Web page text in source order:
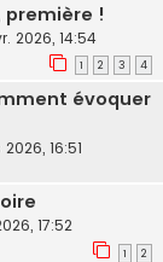
première !
2026, 14:54
1 2 3 4
évoquer
16:51
17:52
1 2